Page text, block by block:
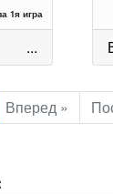
1я игра
...
Вперед »